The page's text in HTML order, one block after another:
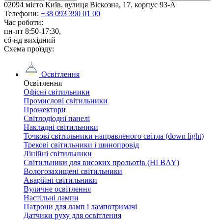
02094 місто Київ, вулиця Віскозна, 17, корпус 93-А
Телефони: +38 093 390 01 00
Час роботи:
пн-пт 8:50-17:30,
сб-нд вихідний
Схема проїзду:
Освітлення
Освітлення
Офісні світильники
Промислові світильники
Прожектори
Світлодіодні панелі
Накладні світильники
Точкові світильники направленого світла (down light)
Трекові світильники і шинопровід
Лінійні світильники
Світильники для високих прольотів (HI BAY)
Вологозахищені світильники
Аварійні світильники
Вуличне освітлення
Настільні лампи
Патрони для ламп і лампотримачі
Датчики руху для освітлення